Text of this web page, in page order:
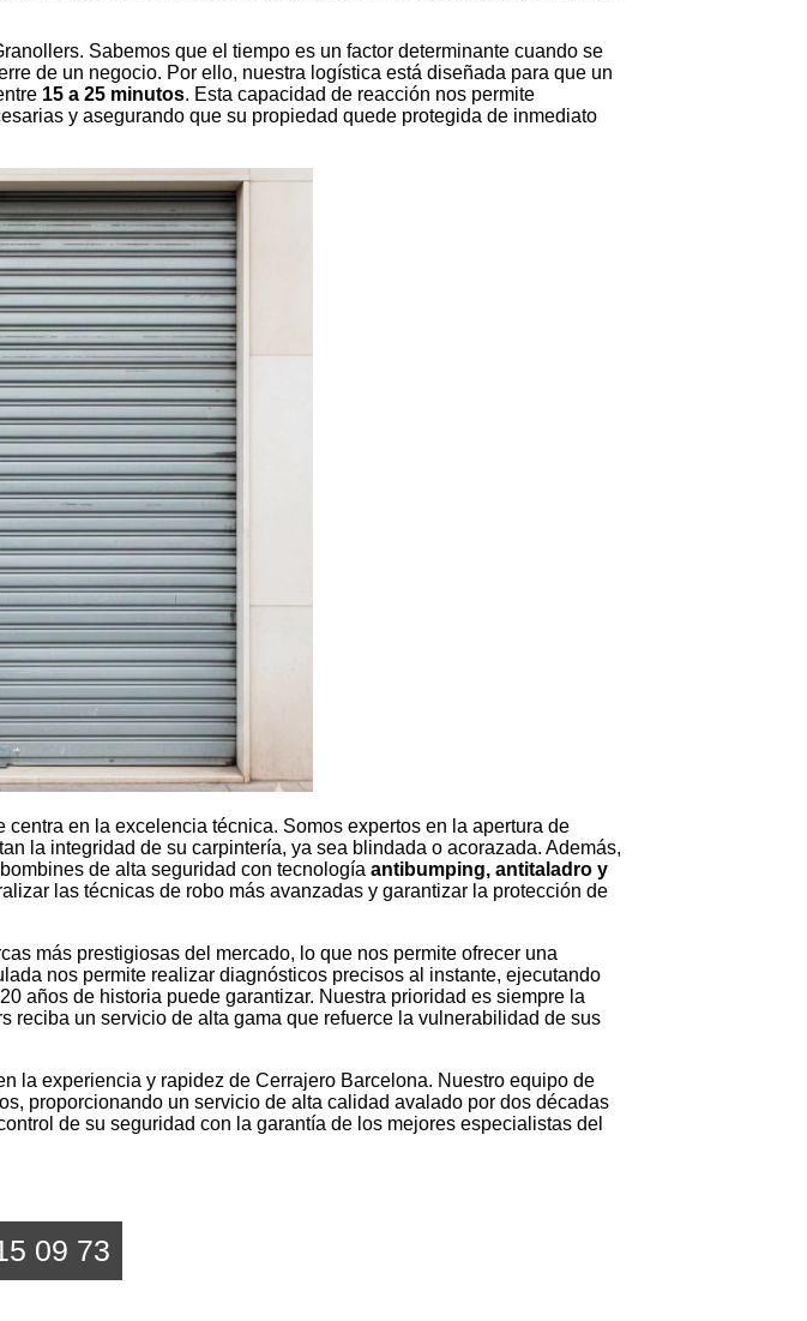
Sabemos que el tiempo es un factor determinante cuando se
de un negocio. Por ello, nuestra logística está diseñada para que un
15 a 25 minutos. Esta capacidad de reacción nos permite
y asegurando que su propiedad quede protegida de inmediato
centra en la excelencia técnica. Somos expertos en la apertura de
la integridad de su carpintería, ya sea blindada o acorazada. Además,
de alta seguridad con tecnología antibumping, antitaladro y
las técnicas de robo más avanzadas y garantizar la protección de
más prestigiosas del mercado, lo que nos permite ofrecer una
nos permite realizar diagnósticos precisos al instante, ejecutando
años de historia puede garantizar. Nuestra prioridad es siempre la
reciba un servicio de alta gama que refuerce la vulnerabilidad de sus
la experiencia y rapidez de Cerrajero Barcelona. Nuestro equipo de
proporcionando un servicio de alta calidad avalado por dos décadas
de su seguridad con la garantía de los mejores especialistas del
09 73